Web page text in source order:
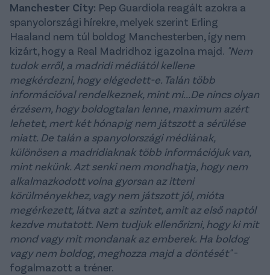
Manchester City: Pep Guardiola reagált azokra a
spanyolországi hírekre, melyek szerint Erling
Haaland nem túl boldog Manchesterben, így nem
kizárt, hogy a Real Madridhoz igazolna majd. "Nem
tudok erről, a madridi médiától kellene
megkérdezni, hogy elégedett-e. Talán több
információval rendelkeznek, mint mi...De nincs olyan
érzésem, hogy boldogtalan lenne, maximum azért
lehetet, mert két hónapig nem játszott a sérülése
miatt. De talán a spanyolországi médiának,
különösen a madridiaknak több információjuk van,
mint nekünk. Azt senki nem mondhatja, hogy nem
alkalmazkodott volna gyorsan az itteni
körülményekhez, vagy nem játszott jól, mióta
megérkezett, látva azt a szintet, amit az első naptól
kezdve mutatott. Nem tudjuk ellenőrizni, hogy ki mit
mond vagy mit mondanak az emberek. Ha boldog
vagy nem boldog, meghozza majd a döntését"-
fogalmazott a tréner.